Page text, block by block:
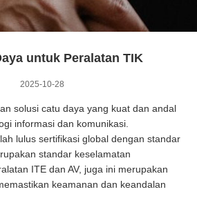
untuk Peralatan TIK
2025-10-28
solusi catu daya yang kuat dan andal
informasi dan komunikasi.
lulus sertifikasi global dengan standar
standar keselamatan
ITE dan AV, juga ini merupakan
keamanan dan keandalan